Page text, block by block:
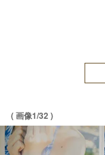
( 画像1/32 )